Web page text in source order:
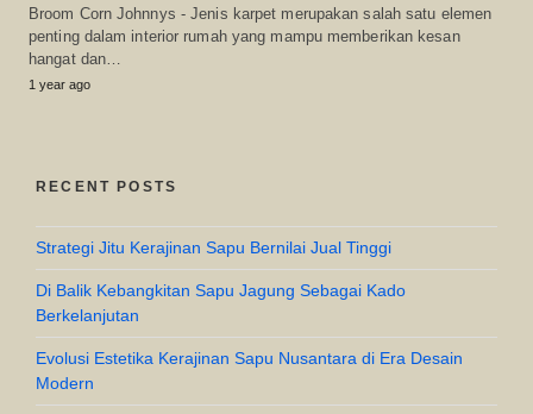
Broom Corn Johnnys - Jenis karpet merupakan salah satu elemen
penting dalam interior rumah yang mampu memberikan kesan
hangat dan…
1 year ago
RECENT POSTS
Strategi Jitu Kerajinan Sapu Bernilai Jual Tinggi
Di Balik Kebangkitan Sapu Jagung Sebagai Kado
Berkelanjutan
Evolusi Estetika Kerajinan Sapu Nusantara di Era Desain
Modern